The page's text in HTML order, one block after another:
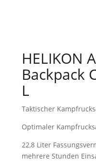
HELIKON
Backpack
L
Taktischer
Optimaler
22,8 Liter
mehrere Stunden